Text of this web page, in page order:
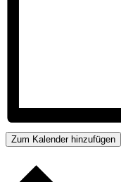
Zum Kalender hinzufügen